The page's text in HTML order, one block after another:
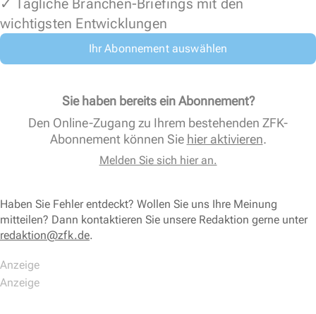
✓ Tägliche Branchen-Briefings mit den
wichtigsten Entwicklungen
Ihr Abonnement auswählen
Sie haben bereits ein Abonnement?
Den Online-Zugang zu Ihrem bestehenden ZFK-
Abonnement können Sie hier aktivieren.
Melden Sie sich hier an.
Haben Sie Fehler entdeckt? Wollen Sie uns Ihre Meinung
mitteilen? Dann kontaktieren Sie unsere Redaktion gerne unter
redaktion@zfk.de.